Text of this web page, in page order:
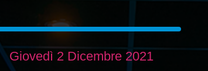
Giovedì 2 Dicembre 2021